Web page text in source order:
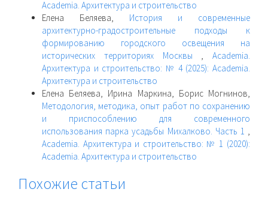
Academia. Архитектура и строительство
Елена Беляева, История и современные
архитектурно-градостроительные подходы к
формированию городского освещения на
исторических территориях Москвы , Academia.
Архитектура и строительство: № 4 (2025): Academia.
Архитектура и строительство
Елена Беляева, Ирина Маркина, Борис Могнинов,
Методология, методика, опыт работ по сохранению
и приспособлению для современного
использования парка усадьбы Михалково. Часть 1 ,
Academia. Архитектура и строительство: № 1 (2020):
Academia. Архитектура и строительство
Похожие статьи